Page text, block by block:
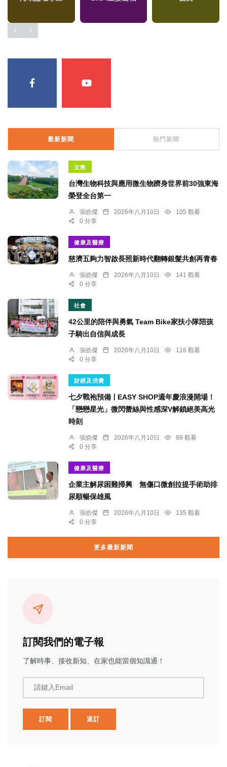
最新新聞 熱門新聞
文教
台灣生物科技與應用微生物躋身世界前30強東海
榮登全台第一
張皓傑 2026年八月10日
105 觀看
0 分享
健康及醫療
慈濟五夠力智啟長照新時代翻轉銀髮共創再青春
張皓傑 2026年八月10日
141 觀看
0 分享
社會
42公里的陪伴與勇氣 Team Bike家扶小隊陪孩
子騎出自信與成長
張皓傑 2026年八月10日
116 觀看
0 分享
財經及消費
七夕戰袍預備ￜEASY SHOP週年慶浪漫開場！
「戀戀星光」微閃蕾絲與性感深V解鎖絕美高光
時刻
張皓傑 2026年八月10日
89 觀看
0 分享
健康及醫療
企業主解尿困難掃興 無傷口微創拉提手術助排
尿順暢保雄風
張皓傑 2026年八月10日
135 觀看
0 分享
更多最新新聞
訂閱我們的電子報
了解時事、接收新知、在家也能當個知識通！
請鍵入Email
訂閱 退訂